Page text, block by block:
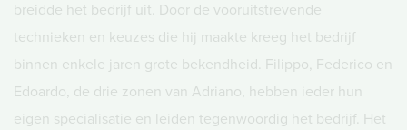
breidde het bedrijf uit. Door de vooruitstrevende
technieken en keuzes die hij maakte kreeg het bedrijf
binnen enkele jaren grote bekendheid. Filippo, Federico en
Edoardo, de drie zonen van Adriano, hebben ieder hun
eigen specialisatie en leiden tegenwoordig het bedrijf. Het